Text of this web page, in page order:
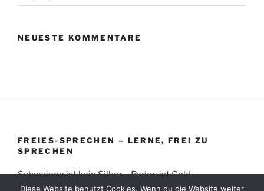
NEUESTE KOMMENTARE
FREIES-SPRECHEN – LERNE, FREI ZU
SPRECHEN
Schweigen ist kein Silber – Reden ist Gold
Diese Website benutzt Cookies. Wenn du die Website weiter